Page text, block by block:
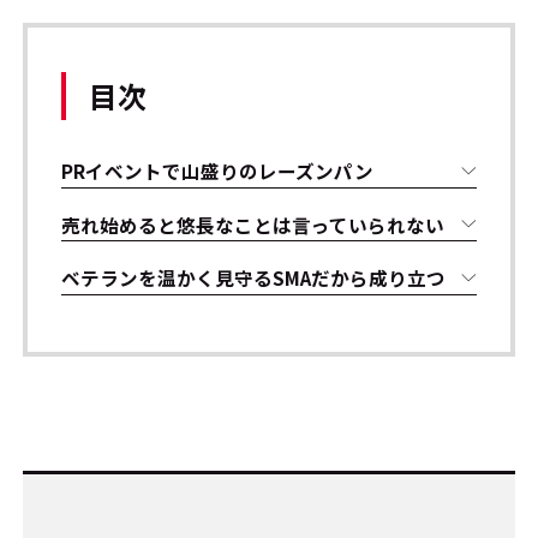
目次
PRイベントで山盛りのレーズンパン
売れ始めると悠長なことは言っていられない
ベテランを温かく見守るSMAだから成り立つ